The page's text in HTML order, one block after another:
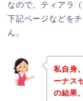
なので、ティアラ
下記ページなどを
ん。
私自身
ーナス
の結果